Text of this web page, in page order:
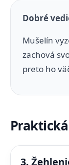
Dobré
Mušelín
zachová
preto ho
3.